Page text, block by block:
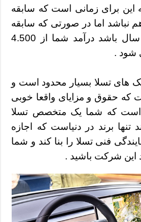
این برای زمانی است که سابقه
1 سال هم نباشد اما در صورتی که سابقه
شما بیش تر از 3 سال باشد درآمد شما از 4.500
شود .
های تسلا بسیار محدود است و
حقوق و مزایای واقعا خوبی
است که شما یک متخصص تسلا
تنها برند در دنیاست که اجازه
فنی تسلا را بنا کند و شما
این شرکت باشید .